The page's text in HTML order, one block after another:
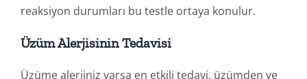
reaksiyon durumları bu testle ortaya konulur.
Üzüm Alerjisinin Tedavisi
Üzüme alerjiniz varsa en etkili tedavi, üzümden ve